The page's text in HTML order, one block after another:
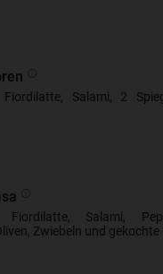
Fiordilatte, Salami, 2
Fiordilatte, Salami,
Zwiebeln und gekochte